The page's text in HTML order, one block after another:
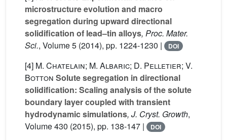
microstructure evolution and macro
segregation during upward directional
solidification of lead–tin alloys, Proc. Mater.
Sci., Volume 5 (2014), pp. 1224-1230 | DOI
[4] M. Chatelain; M. Albaric; D. Pelletier; V.
Botton Solute segregation in directional
solidification: Scaling analysis of the solute
boundary layer coupled with transient
hydrodynamic simulations, J. Cryst. Growth,
Volume 430 (2015), pp. 138-147 | DOI